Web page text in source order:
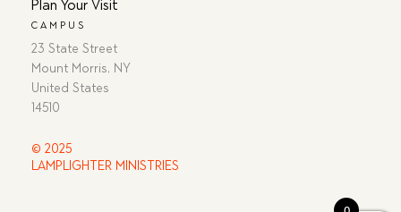
Plan Your Visit
CAMPUS
23 State Street
Mount Morris, NY
United States
14510
© 2025
LAMPLIGHTER MINISTRIES